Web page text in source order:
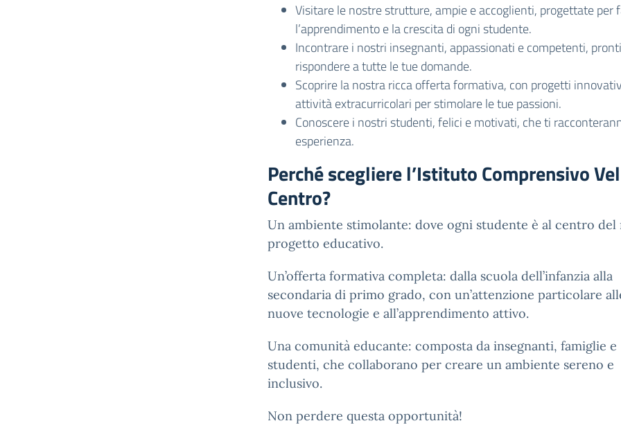
Visitare le nostre strutture, ampie e accoglienti, progettate per
l’apprendimento e la crescita di ogni studente.
Incontrare i nostri insegnanti, appassionati e competenti,
rispondere a tutte le tue domande.
Scoprire la nostra ricca offerta formativa, con progetti
attività extracurricolari per stimolare le tue passioni.
Conoscere i nostri studenti, felici e motivati, che ti
esperienza.
Perché scegliere l’Istituto Comprensivo
Centro?
Un ambiente stimolante: dove ogni studente è al centro del
progetto educativo.
Un’offerta formativa completa: dalla scuola dell’infanzia alla
secondaria di primo grado, con un’attenzione particolare
nuove tecnologie e all’apprendimento attivo.
Una comunità educante: composta da insegnanti, famiglie e
studenti, che collaborano per creare un ambiente sereno e
inclusivo.
Non perdere questa opportunità!